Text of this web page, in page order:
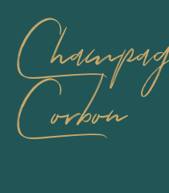
Corbon